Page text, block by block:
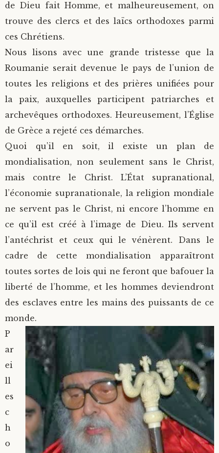
de Dieu fait Homme, et malheureusement, on
trouve des clercs et des laïcs orthodoxes parmi
ces Chrétiens.
Nous lisons avec une grande tristesse que la
Roumanie serait devenue le pays de l’union de
toutes les religions et des prières unifiées pour
la paix, auxquelles participent patriarches et
archevêques orthodoxes. Heureusement, l’Église
de Grèce a rejeté ces démarches.
Quoi qu’il en soit, il existe un plan de
mondialisation, non seulement sans le Christ,
mais contre le Christ. L’État supranational,
l’économie supranationale, la religion mondiale
ne servent pas le Christ, ni encore l’homme en
ce qu’il est créé à l’image de Dieu. Ils servent
l’antéchrist et ceux qui le vénèrent. Dans le
cadre de cette mondialisation apparaîtront
toutes sortes de lois qui ne feront que bafouer la
liberté de l’homme, et les hommes deviendront
des esclaves entre les mains des puissants de ce
monde.
P
ar
ei
ll
es
c
h
o